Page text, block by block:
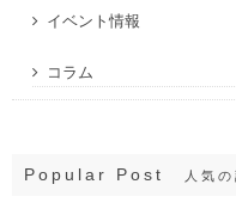
イベント情報
コラム
Popular Post 人気